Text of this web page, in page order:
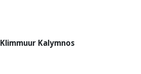
Klimmuur Kalymnos